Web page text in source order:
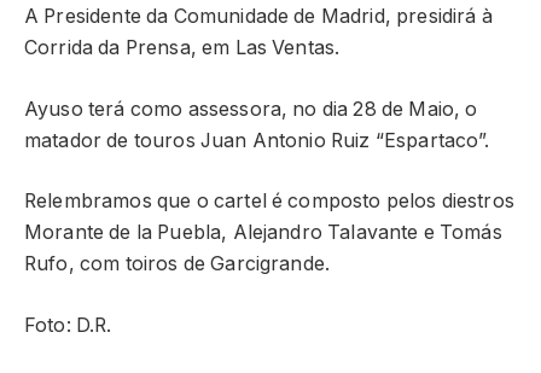
A Presidente da Comunidade de Madrid, presidirá à
Corrida da Prensa, em Las Ventas.
Ayuso terá como assessora, no dia 28 de Maio, o
matador de touros Juan Antonio Ruiz “Espartaco”.
Relembramos que o cartel é composto pelos diestros
Morante de la Puebla, Alejandro Talavante e Tomás
Rufo, com toiros de Garcigrande.
Foto: D.R.